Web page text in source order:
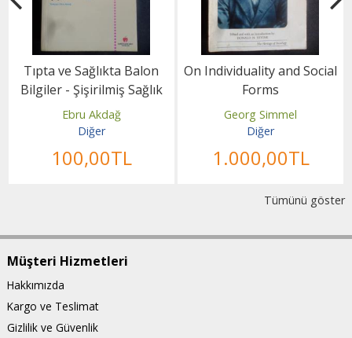
Tıpta ve Sağlıkta Balon
Bilgiler - Şişirilmiş Sağlık
İddialarını...
Ebru Akdağ
Diğer
100,00TL
On Individuality and Social
Forms
Georg Simmel
Diğer
1.000,00TL
Tümünü göster
Müşteri Hizmetleri
Hakkımızda
Kargo ve Teslimat
Gizlilik ve Güvenlik